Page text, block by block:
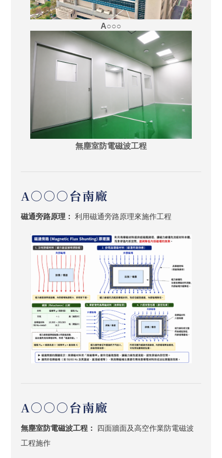
A○○○
無塵室防電磁波工程
A○○○台南廠
磁通旁路原理： 利用磁通旁路原理來施作工程
A○○○台南廠
無塵室防電磁波工程：
四面牆面及高空作業防電磁波
工程施作